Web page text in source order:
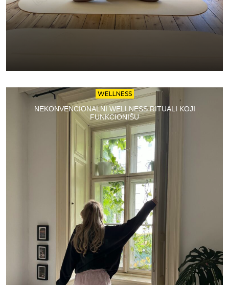
WELLNESS
NEKONVENCIONALNI WELLNESS RITUALI KOJI
FUNKCIONIŠU